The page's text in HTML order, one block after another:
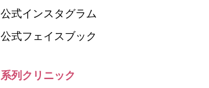
公式インスタグラム
公式フェイスブック
系列クリニック